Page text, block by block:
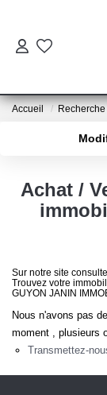
Accueil
Surface min
Achat /
Sur notre site
Trouvez votre
GUYON JANIN
Nous n'avons pas
moment , plusieurs
Transmettez-